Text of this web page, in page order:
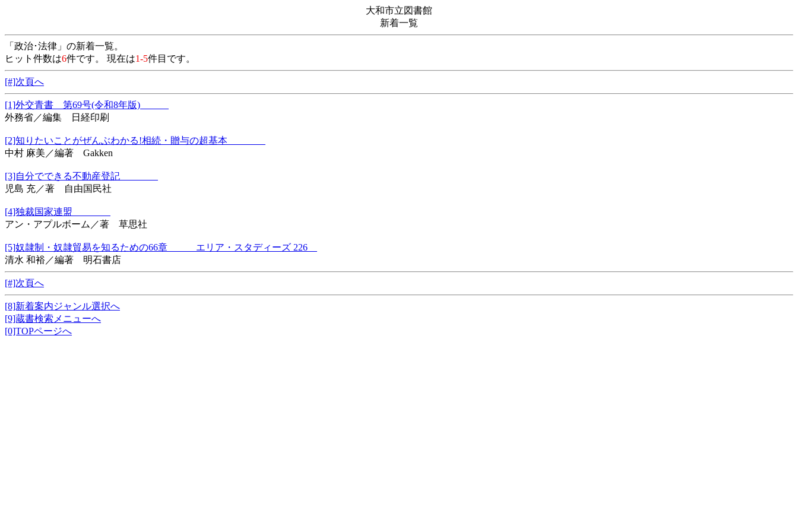
大和市立図書館
新着一覧
「政治･法律」の新着一覧。
ヒット件数は6件です。 現在は1-5件目です。
[#]次頁へ
[1]外交青書 第69号(令和8年版)
外務省／編集 日経印刷
[2]知りたいことがぜんぶわかる!相続・贈与の超基本
中村 麻美／編著 Gakken
[3]自分でできる不動産登記
児島 充／著 自由国民社
[4]独裁国家連盟
アン・アプルボーム／著 草思社
[5]奴隷制・奴隷貿易を知るための66章 エリア・スタディーズ 226
清水 和裕／編著 明石書店
[#]次頁へ
[8]新着案内ジャンル選択へ
[9]蔵書検索メニューへ
[0]TOPページへ